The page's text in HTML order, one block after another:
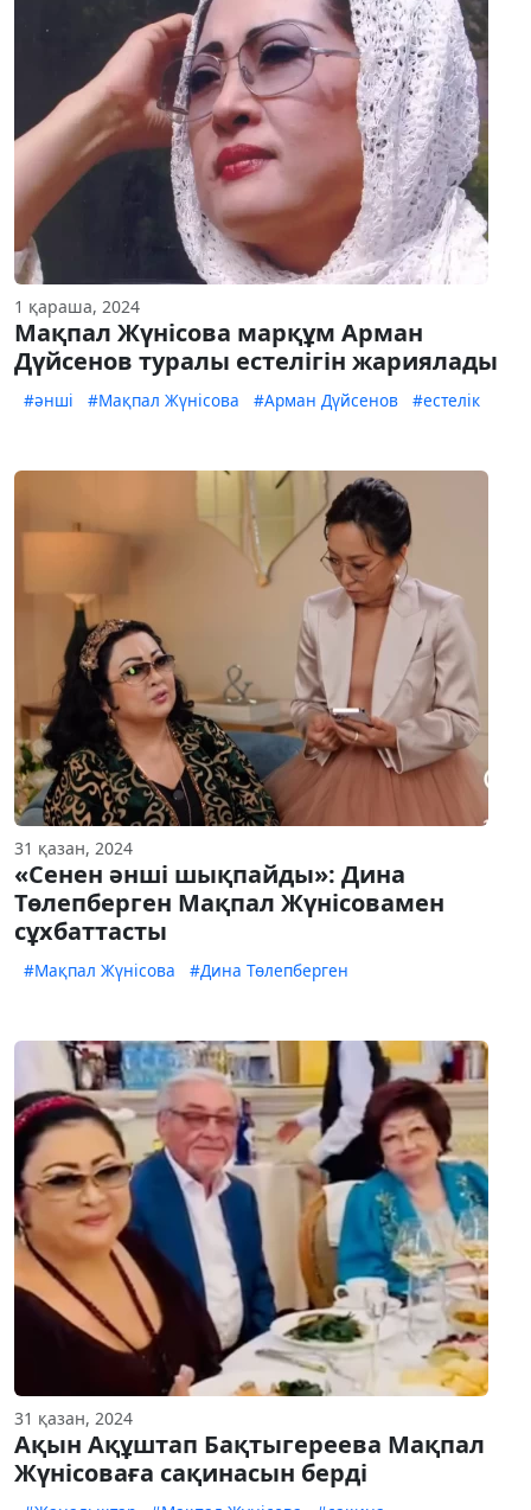
1 қараша, 2024
Мақпал Жүнісова марқұм Арман
Дүйсенов туралы естелігін жариялады
#әнші #Мақпал Жүнісова #Арман Дүйсенов #естелік
31 қазан, 2024
«Сенен әнші шықпайды»: Дина
Төлепберген Мақпал Жүнісовамен
сұхбаттасты
#Мақпал Жүнісова #Дина Төлепберген
31 қазан, 2024
Ақын Ақұштап Бақтыгереева Мақпал
Жүнісоваға сақинасын берді